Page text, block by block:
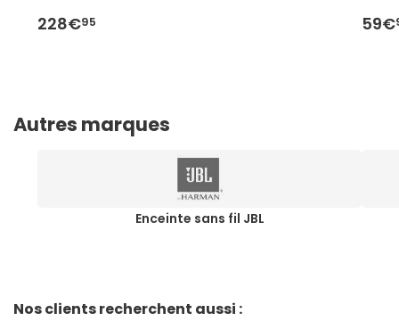
228€95 59€
Autres marques
Enceinte sans fil JBL
Nos clients recherchent aussi :